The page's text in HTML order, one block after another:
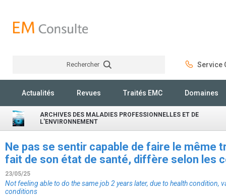
Rechercher Service
Actualités Revues Traités EMC Domaines
ARCHIVES DES MALADIES PROFESSIONNELLES ET DE
L'ENVIRONNEMENT
Ne pas se sentir capable de faire le même
fait de son état de santé, diffère selon les
23/05/25
Not feeling able to do the same job 2 years later, due to health condition,
conditions